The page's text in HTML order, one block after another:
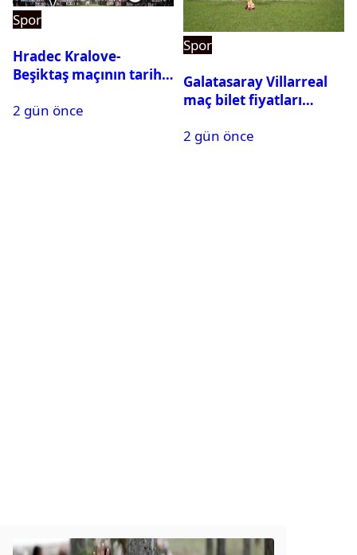
Spor
Hradec Kralove-
Beşiktaş maçının tarihi
2 gün önce
Spor
Galatasaray Villarreal
maç bilet fiyatları
2 gün önce